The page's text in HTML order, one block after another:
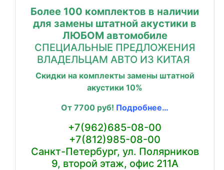
Более 100 комплектов в наличии
для замены штатной акустики в
ЛЮБОМ автомобиле
СПЕЦИАЛЬНЫЕ ПРЕДЛОЖЕНИЯ
ВЛАДЕЛЬЦАМ АВТО ИЗ КИТАЯ
Скидки на комплекты замены штатной
акустики 10%
От 7700 руб! Подробнее…
+7(962)685-08-00
+7(812)985-08-00
Санкт-Петербург, ул. Полярников
9, второй этаж, офис 211А